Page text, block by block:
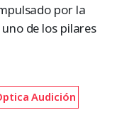
por la
de los pilares
Audición